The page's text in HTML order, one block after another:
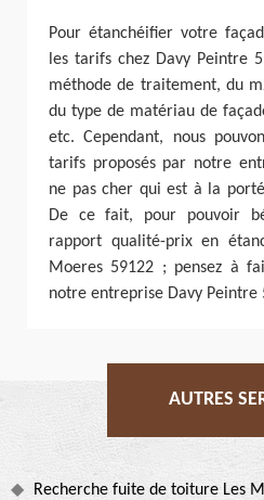
Pour étanchéifier votre
les tarifs chez Davy Peintre
méthode de traitement, du
du type de matériau de
etc. Cependant, nous
tarifs proposés par notre
ne pas cher qui est à la
De ce fait, pour pouvoir
rapport qualité-prix en
Moeres 59122 ; pensez à
notre entreprise Davy Peintre
AUTRES
Recherche fuite de toiture Les